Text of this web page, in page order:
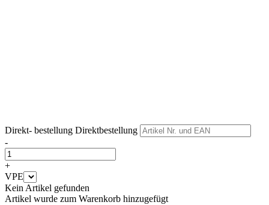
Direkt- bestellung Direktbestellung
-
+
VPE
Kein Artikel gefunden
Artikel wurde zum Warenkorb hinzugefügt